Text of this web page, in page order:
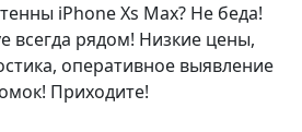
iPhone Xs Max? Не беда!
всегда рядом! Низкие цены,
оперативное выявление
Приходите!